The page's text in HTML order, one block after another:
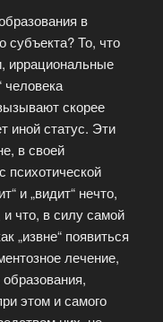
в
субъекта? То, что
иррациональные
человека
скорее
иной статус. Эти
в своей
психотической
и „видит“ нечто,
что, в силу самой
„извне“ появиться
лечение,
этом и самого